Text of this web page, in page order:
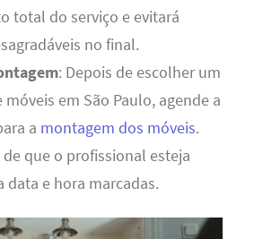
total do serviço e evitará
​​no final.
: Depois de escolher um
em São Paulo, agende a
a montagem dos móveis.
que o profissional esteja
data e hora marcadas.